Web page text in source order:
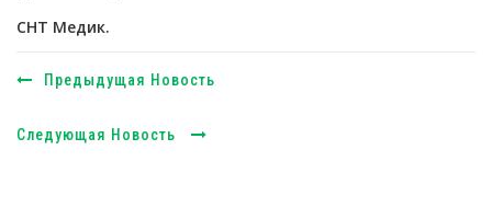
СНТ Медик.
Предыдущая Новость
Следующая Новость